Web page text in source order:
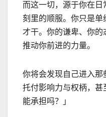
而这一切，源于你在
刻里的顺服。你只是单
才干。你的谦卑、你的
推动你前进的力量。
你将会发现自己进入
托付影响力与权柄，甚
能承担吗？」